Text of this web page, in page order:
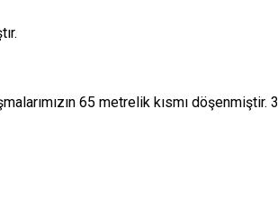
65 metrelik kısmı döşenmiştir. 3